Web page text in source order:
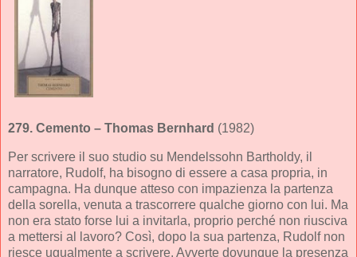
279. Cemento – Thomas Bernhard (1982)
Per scrivere il suo studio su Mendelssohn Bartholdy, il
narratore, Rudolf, ha bisogno di essere a casa propria, in
campagna. Ha dunque atteso con impazienza la partenza
della sorella, venuta a trascorrere qualche giorno con lui. Ma
non era stato forse lui a invitarla, proprio perché non riusciva
a mettersi al lavoro? Così, dopo la sua partenza, Rudolf non
riesce ugualmente a scrivere. Avverte dovunque la presenza